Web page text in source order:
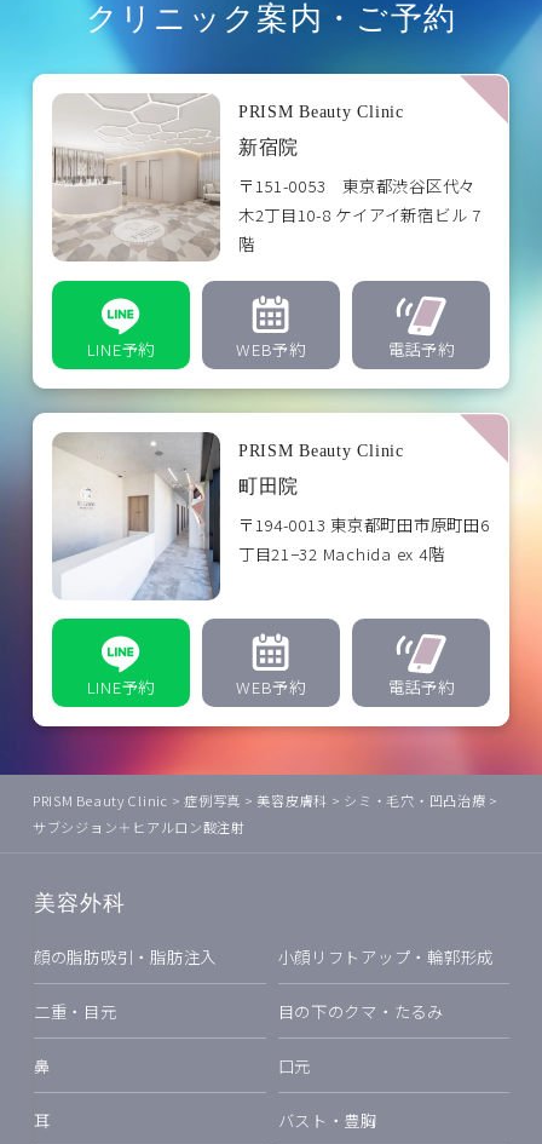
クリニック案内・ご予約
PRISM Beauty Clinic
新宿院
〒151-0053 東京都渋谷区代々
木2丁目10-8 ケイアイ新宿ビル 7
階
LINE予約 WEB予約 電話予約
PRISM Beauty Clinic
町田院
〒194-0013 東京都町田市原町田6
丁目21−32 Machida ex 4階
LINE予約 WEB予約 電話予約
PRISM Beauty Clinic >症例写真 > 美容皮膚科 > シミ・毛穴・凹凸治療 >
サブシジョン＋ヒアルロン酸注射
美容外科
顔の脂肪吸引・脂肪注入 小顔リフトアップ・輪郭形成
二重・目元 目の下のクマ・たるみ
鼻 口元
耳 バスト・豊胸